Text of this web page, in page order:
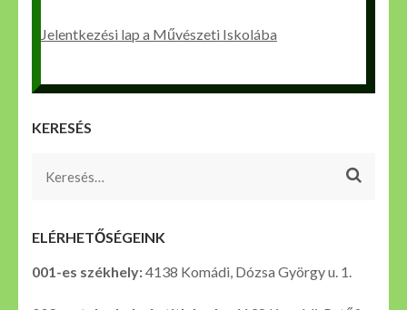
Jelentkezési lap a Művészeti Iskolába
KERESÉS
Keresés:
ELÉRHETŐSÉGEINK
001-es székhely:4138 Komádi, Dózsa György u. 1.